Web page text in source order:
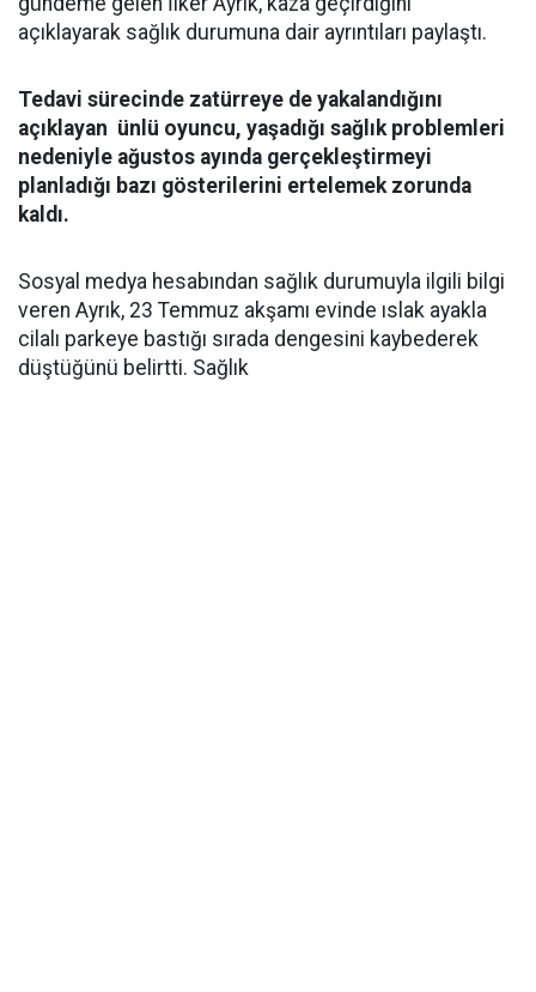
açıklayarak sağlık durumuna dair ayrıntıları paylaştı.
Tedavi sürecinde zatürreye de yakalandığını
açıklayan ünlü oyuncu, yaşadığı sağlık problemleri
nedeniyle ağustos ayında gerçekleştirmeyi
planladığı bazı gösterilerini ertelemek zorunda
kaldı.
Sosyal medya hesabından sağlık durumuyla ilgili bilgi
veren Ayrık, 23 Temmuz akşamı evinde ıslak ayakla
cilalı parkeye bastığı sırada dengesini kaybederek
düştüğünü belirtti. Sağlık